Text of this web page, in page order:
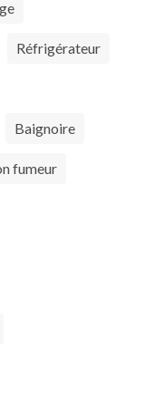
Réfrigérateur
Baignoire
fumeur